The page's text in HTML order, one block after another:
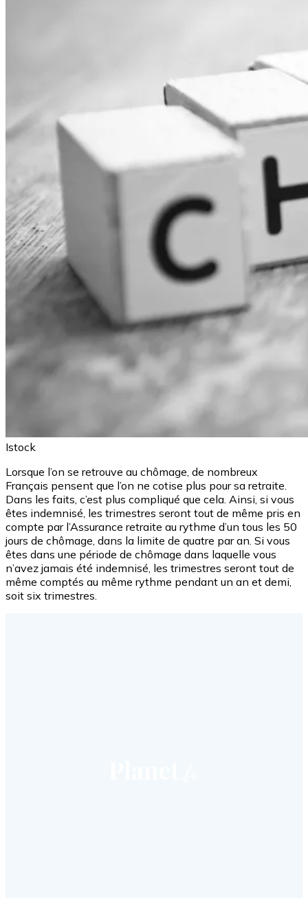
Istock
Lorsque l’on se retrouve au chômage, de nombreux
Français pensent que l’on ne cotise plus pour sa retraite.
Dans les faits, c’est plus compliqué que cela. Ainsi, si vous
êtes indemnisé, les trimestres seront tout de même pris en
compte par l’Assurance retraite au rythme d’un tous les 50
jours de chômage, dans la limite de quatre par an. Si vous
êtes dans une période de chômage dans laquelle vous
n’avez jamais été indemnisé, les trimestres seront tout de
même comptés au même rythme pendant un an et demi,
soit six trimestres.